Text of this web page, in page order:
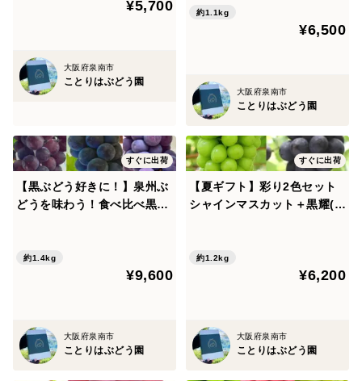
¥5,700
大阪府泉南市
ことりはぶどう園
約1.1kg
¥6,500
大阪府泉南市
ことりはぶどう園
すぐに出荷
【黒ぶどう好きに！】泉州ぶ
どうを味わう！食べ比べ黒ぶ
約1.4kg
¥9,600
大阪府泉南市
ことりはぶどう園
すぐに出荷
【夏ギフト】彩り2色セット
シャインマスカット＋黒耀(ブ
約1.2kg
¥6,200
大阪府泉南市
ことりはぶどう園